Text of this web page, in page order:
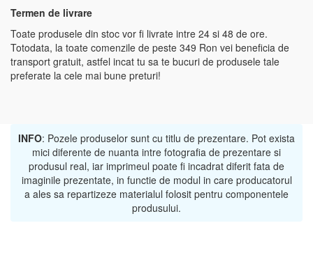
Termen de livrare
Toate produsele din stoc vor fi livrate intre 24 si 48 de ore.
Totodata, la toate comenzile de peste 349 Ron vei beneficia de
transport gratuit, astfel incat tu sa te bucuri de produsele tale
preferate la cele mai bune preturi!
INFO: Pozele produselor sunt cu titlu de prezentare. Pot exista
mici diferente de nuanta intre fotografia de prezentare si
produsul real, iar imprimeul poate fi incadrat diferit fata de
imaginile prezentate, in functie de modul in care producatorul
a ales sa repartizeze materialul folosit pentru componentele
produsului.